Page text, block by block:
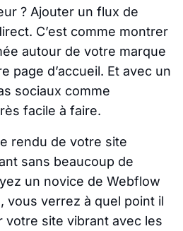
? Ajouter un flux de
C’est comme montrer
autour de votre marque
page d’accueil. Et avec un
sociaux comme
facile à faire.
rendu de votre site
sans beaucoup de
un novice de Webflow
vous verrez à quel point il
votre site vibrant avec les